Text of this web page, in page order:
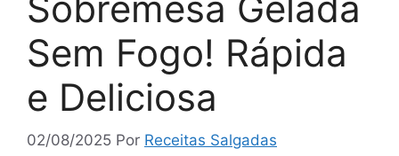
Sem Fogo! Rápida
e Deliciosa
02/08/2025 Por Receitas Salgadas